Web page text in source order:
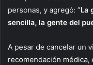
personas, y agregó: “La
sencilla, la gente del
A pesar de cancelar un
recomendación médica,